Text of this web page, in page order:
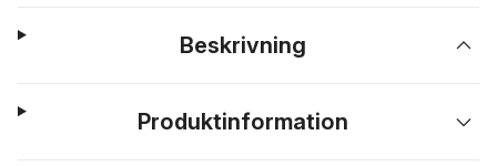
Beskrivning
Produktinformation